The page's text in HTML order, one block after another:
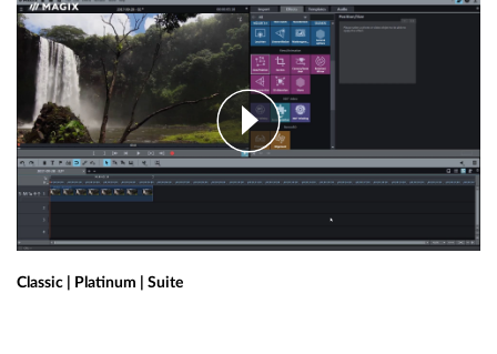
Classic | Platinum | Suite